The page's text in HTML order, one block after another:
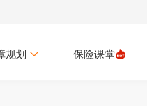
规划 保险课堂